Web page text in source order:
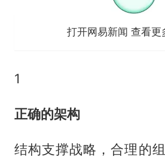
打开网易新闻 查看更
1
正确的架构
结构支撑战略，合理的